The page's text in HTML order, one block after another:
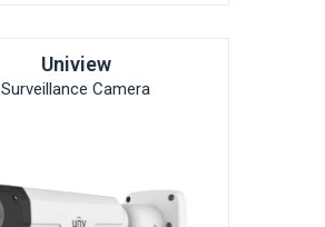
Uniview
Surveillance Camera